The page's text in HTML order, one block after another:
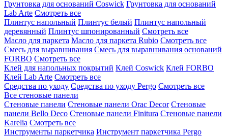
Грунтовка для оснований Coswick Грунтовка для оснований
Lab Arte Смотреть все
Плинтус напольный Плинтус белый Плинтус напольный
деревянный Плинтус шпонированный Смотреть все
Масло для паркета Масло для паркета Rubio Смотреть все
Смесь для выравнивания Смесь для выравнивания оснований
FORBO Смотреть все
Клей для напольных покрытий Клей Coswick Клей FORBO
Клей Lab Arte Смотреть все
Средства по уходу Средства по уходу Pergo Смотреть все
Все стеновые панели
Стеновые панели Стеновые панели Orac Decor Стеновые
панели Bello Deco Стеновые панели Finitura Стеновые панели
Karelia Смотреть все
Инструменты паркетчика Инструмент паркетчика Pergo